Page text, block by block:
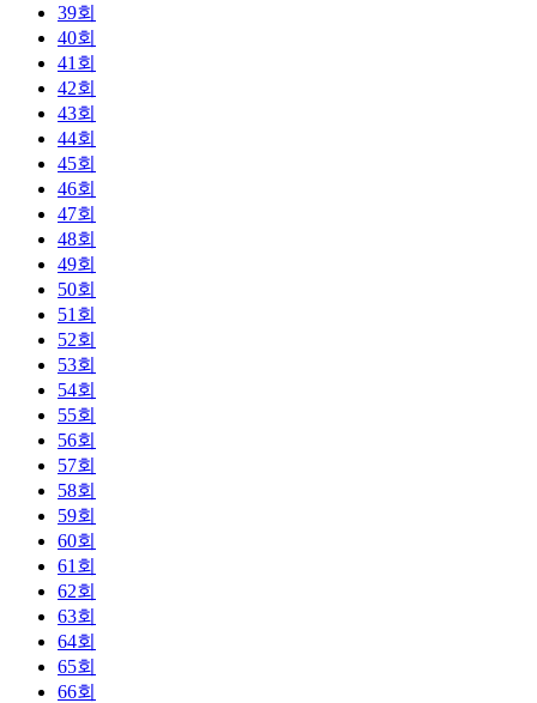
39회
40회
41회
42회
43회
44회
45회
46회
47회
48회
49회
50회
51회
52회
53회
54회
55회
56회
57회
58회
59회
60회
61회
62회
63회
64회
65회
66회